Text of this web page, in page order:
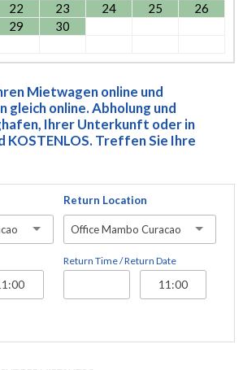
22 23 24 25
26
29 30
Mietwagen online und
gleich online. Abholung und
Ihrer Unterkunft oder in
KOSTENLOS. Treffen Sie Ihre
Return Location
Office Mambo Curacao
Return Time / Return Date